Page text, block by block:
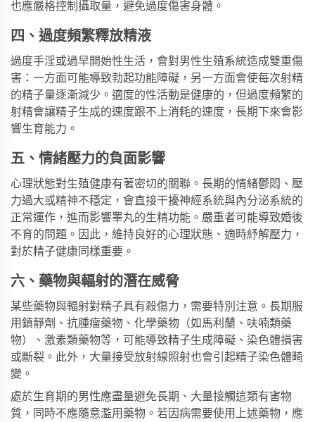
也應嚴格控制攝取量，避免過度傷害身體。
四、過度頻繁釋放精液
過度手淫或過早開始性生活，會對男性生殖系統造成雙重傷
害：一方面可能導致勃起功能障礙，另一方面會使每次射精
的精子量逐漸減少。適度的性活動是健康的，但過度頻繁的
射精會讓精子生成的速度跟不上消耗的速度，長期下來會影
響生育能力。
五、情緒壓力的負面影響
心理狀態對生殖健康有著密切的關聯。長期的情緒鬱悶、壓
力過大或精神不穩定，會直接干擾神經系統與內分泌系統的
正常運作，進而影響睾丸的生精功能。嚴重者可能導致婚後
不育的問題。因此，維持良好的心理狀態、適時紓解壓力，
對於精子健康同樣重要。
六、藥物與輻射的潛在威脅
某些藥物與輻射對精子具有殺傷力，需要特別注意。長期服
用鎮靜劑、抗腫瘤藥物、化學藥物（如馬利蘭、呋喃類藥
物）、激素類藥物等，可能導致精子生成障礙、染色體損害
或斷裂。此外，大量接受放射線照射也會引起精子染色體畸
變。
處於生育期的男性應盡量避免長期、大量接觸這類有害物
質，同時不應隨意濫用藥物。若因病需要使用上述藥物，應